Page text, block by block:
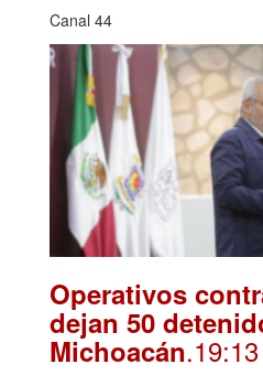
Canal 44
Operativos
dejan 50
Michoacán.19:13